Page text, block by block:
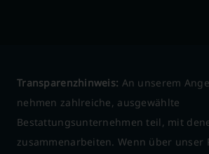
Transparenzhinweis: An unserem
nehmen zahlreiche, ausgewählte
Bestattungsunternehmen teil, mit
zusammenarbeiten. Wenn über unser